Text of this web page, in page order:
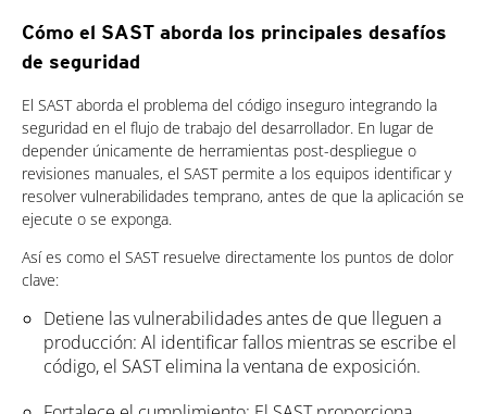
Cómo el SAST aborda los principales desafíos
de seguridad
El SAST aborda el problema del código inseguro integrando la
seguridad en el flujo de trabajo del desarrollador. En lugar de
depender únicamente de herramientas post-despliegue o
revisiones manuales, el SAST permite a los equipos identificar y
resolver vulnerabilidades temprano, antes de que la aplicación se
ejecute o se exponga.
Así es como el SAST resuelve directamente los puntos de dolor
clave:
Detiene las vulnerabilidades antes de que lleguen a
producción: Al identificar fallos mientras se escribe el
código, el SAST elimina la ventana de exposición.